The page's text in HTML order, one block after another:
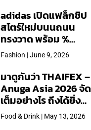
adidas เปิดแฟล็กชิป
สโตร์ใหม่บนนถนน
ทรงวาด พร้อม %
Arabica และคอลเลก
ชันพิเศษเฉพาะสาขา
Fashion | June 9, 2026
มาดูกันว่า THAIFEX –
Anuga Asia 2026 จัด
เต็มอย่างไร ถึงได้ยิ่ง
ใหญ่สุดเท่าที่เคยจัดมา
Food & Drink | May 13, 2026